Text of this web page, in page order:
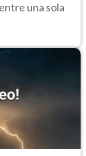
una sola